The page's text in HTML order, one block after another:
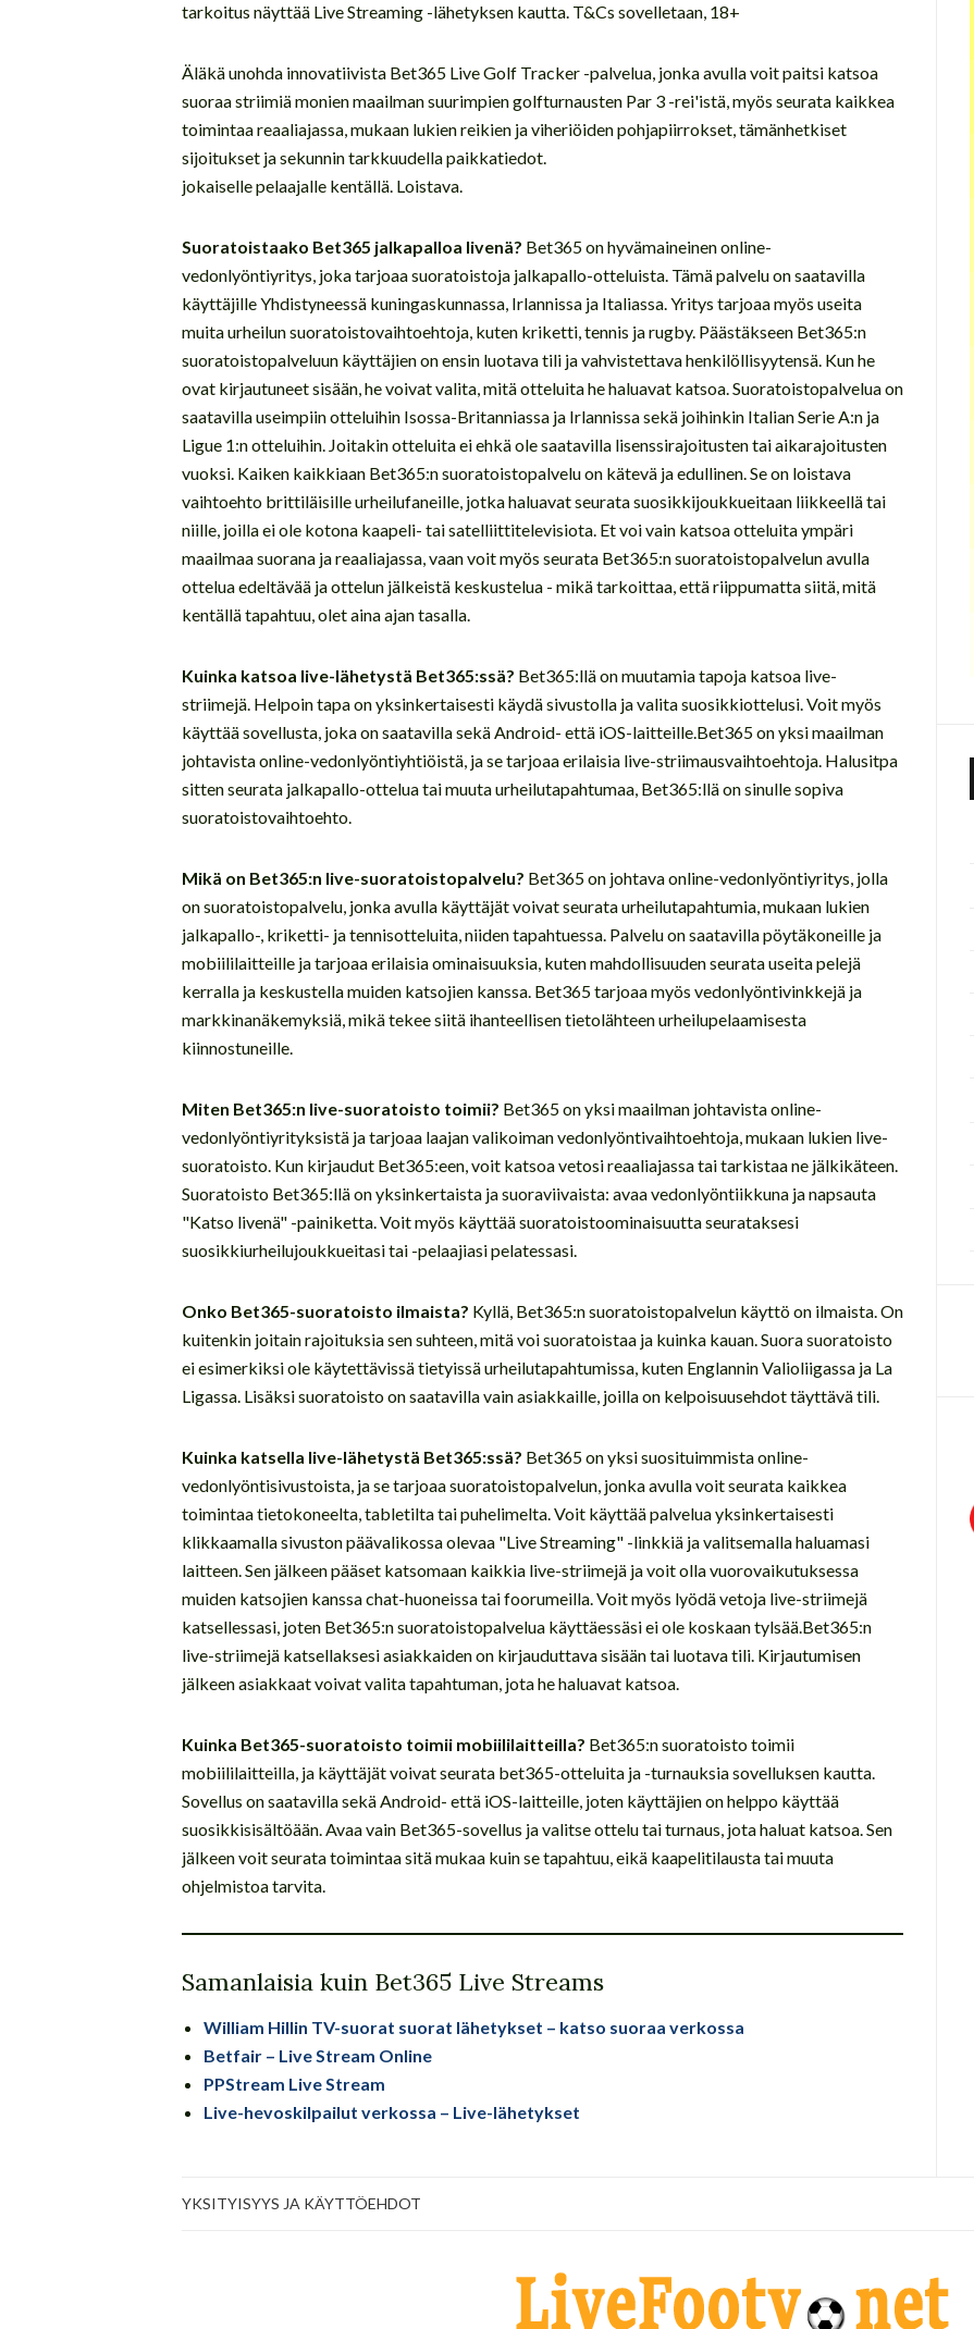
tarkoitus näyttää Live Streaming -lähetyksen kautta. T&Cs sovelletaan, 18+
Äläkä unohda innovatiivista Bet365 Live Golf Tracker -palvelua, jonka avulla voit paitsi katsoa
suoraa striimiä monien maailman suurimpien golfturnausten Par 3 -rei'istä, myös seurata kaikkea
toimintaa reaaliajassa, mukaan lukien reikien ja viheriöiden pohjapiirrokset, tämänhetkiset
sijoitukset ja sekunnin tarkkuudella paikkatiedot.
jokaiselle pelaajalle kentällä. Loistava.
Suoratoistaako Bet365 jalkapalloa livenä? Bet365 on hyvämaineinen online-
vedonlyöntiyritys, joka tarjoaa suoratoistoja jalkapallo-otteluista. Tämä palvelu on saatavilla
käyttäjille Yhdistyneessä kuningaskunnassa, Irlannissa ja Italiassa. Yritys tarjoaa myös useita
muita urheilun suoratoistovaihtoehtoja, kuten kriketti, tennis ja rugby. Päästäkseen Bet365:n
suoratoistopalveluun käyttäjien on ensin luotava tili ja vahvistettava henkilöllisyytensä. Kun he
ovat kirjautuneet sisään, he voivat valita, mitä otteluita he haluavat katsoa. Suoratoistopalvelua on
saatavilla useimpiin otteluihin Isossa-Britanniassa ja Irlannissa sekä joihinkin Italian Serie A:n ja
Ligue 1:n otteluihin. Joitakin otteluita ei ehkä ole saatavilla lisenssirajoitusten tai aikarajoitusten
vuoksi. Kaiken kaikkiaan Bet365:n suoratoistopalvelu on kätevä ja edullinen. Se on loistava
vaihtoehto brittiläisille urheilufaneille, jotka haluavat seurata suosikkijoukkueitaan liikkeellä tai
niille, joilla ei ole kotona kaapeli- tai satelliittitelevisiota. Et voi vain katsoa otteluita ympäri
maailmaa suorana ja reaaliajassa, vaan voit myös seurata Bet365:n suoratoistopalvelun avulla
ottelua edeltävää ja ottelun jälkeistä keskustelua - mikä tarkoittaa, että riippumatta siitä, mitä
kentällä tapahtuu, olet aina ajan tasalla.
Kuinka katsoa live-lähetystä Bet365:ssä? Bet365:llä on muutamia tapoja katsoa live-
striimejä. Helpoin tapa on yksinkertaisesti käydä sivustolla ja valita suosikkiottelusi. Voit myös
käyttää sovellusta, joka on saatavilla sekä Android- että iOS-laitteille.Bet365 on yksi maailman
johtavista online-vedonlyöntiyhtiöistä, ja se tarjoaa erilaisia live-striimausvaihtoehtoja. Halusitpa
sitten seurata jalkapallo-ottelua tai muuta urheilutapahtumaa, Bet365:llä on sinulle sopiva
suoratoistovaihtoehto.
Mikä on Bet365:n live-suoratoistopalvelu? Bet365 on johtava online-vedonlyöntiyritys, jolla
on suoratoistopalvelu, jonka avulla käyttäjät voivat seurata urheilutapahtumia, mukaan lukien
jalkapallo-, kriketti- ja tennisotteluita, niiden tapahtuessa. Palvelu on saatavilla pöytäkoneille ja
mobiililaitteille ja tarjoaa erilaisia ominaisuuksia, kuten mahdollisuuden seurata useita pelejä
kerralla ja keskustella muiden katsojien kanssa. Bet365 tarjoaa myös vedonlyöntivinkkejä ja
markkinanäkemyksiä, mikä tekee siitä ihanteellisen tietolähteen urheilupelaamisesta
kiinnostuneille.
Miten Bet365:n live-suoratoisto toimii? Bet365 on yksi maailman johtavista online-
vedonlyöntiyrityksistä ja tarjoaa laajan valikoiman vedonlyöntivaihtoehtoja, mukaan lukien live-
suoratoisto. Kun kirjaudut Bet365:een, voit katsoa vetosi reaaliajassa tai tarkistaa ne jälkikäteen.
Suoratoisto Bet365:llä on yksinkertaista ja suoraviivaista: avaa vedonlyöntiikkuna ja napsauta
"Katso livenä" -painiketta. Voit myös käyttää suoratoistoominaisuutta seurataksesi
suosikkiurheilujoukkueitasi tai -pelaajiasi pelatessasi.
Onko Bet365-suoratoisto ilmaista? Kyllä, Bet365:n suoratoistopalvelun käyttö on ilmaista. On
kuitenkin joitain rajoituksia sen suhteen, mitä voi suoratoistaa ja kuinka kauan. Suora suoratoisto
ei esimerkiksi ole käytettävissä tietyissä urheilutapahtumissa, kuten Englannin Valioliigassa ja La
Ligassa. Lisäksi suoratoisto on saatavilla vain asiakkaille, joilla on kelpoisuusehdot täyttävä tili.
Kuinka katsella live-lähetystä Bet365:ssä? Bet365 on yksi suosituimmista online-
vedonlyöntisivustoista, ja se tarjoaa suoratoistopalvelun, jonka avulla voit seurata kaikkea
toimintaa tietokoneelta, tabletilta tai puhelimelta. Voit käyttää palvelua yksinkertaisesti
klikkaamalla sivuston päävalikossa olevaa "Live Streaming" -linkkiä ja valitsemalla haluamasi
laitteen. Sen jälkeen pääset katsomaan kaikkia live-striimejä ja voit olla vuorovaikutuksessa
muiden katsojien kanssa chat-huoneissa tai foorumeilla. Voit myös lyödä vetoja live-striimejä
katsellessasi, joten Bet365:n suoratoistopalvelua käyttäessäsi ei ole koskaan tylsää.Bet365:n
live-striimejä katsellaksesi asiakkaiden on kirjauduttava sisään tai luotava tili. Kirjautumisen
jälkeen asiakkaat voivat valita tapahtuman, jota he haluavat katsoa.
Kuinka Bet365-suoratoisto toimii mobiililaitteilla? Bet365:n suoratoisto toimii
mobiililaitteilla, ja käyttäjät voivat seurata bet365-otteluita ja -turnauksia sovelluksen kautta.
Sovellus on saatavilla sekä Android- että iOS-laitteille, joten käyttäjien on helppo käyttää
suosikkisisältöään. Avaa vain Bet365-sovellus ja valitse ottelu tai turnaus, jota haluat katsoa. Sen
jälkeen voit seurata toimintaa sitä mukaa kuin se tapahtuu, eikä kaapelitilausta tai muuta
ohjelmistoa tarvita.
Samanlaisia kuin Bet365 Live Streams
William Hillin TV-suorat suorat lähetykset – katso suoraa verkossa
Betfair – Live Stream Online
PPStream Live Stream
Live-hevoskilpailut verkossa – Live-lähetykset
YKSITYISYYS JA KÄYTTÖEHDOT